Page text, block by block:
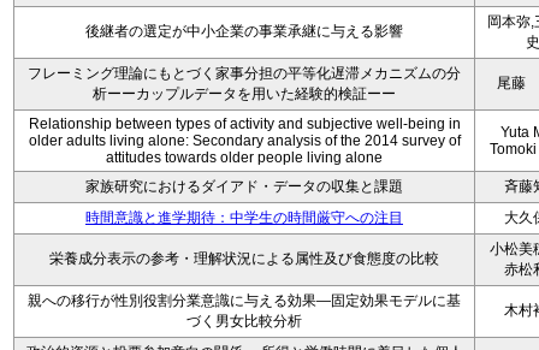
後継者の選定が中小企業の事業承継に与える影響
岡本弥,
史
フレーミング理論にもとづく家事分担の平等化遅滞メカニズムの分
析ーーカップルデータを用いた経験的検証ーー
尾藤
Relationship between types of activity and subjective well-being in
older adults living alone: Secondary analysis of the 2014 survey of
attitudes towards older people living alone
Yuta
家族研究におけるダイアド・データの収集と課題
斉藤
時間意識と進学期待：中学生の時間厳守への注目
大久
栄養成分表示の参考・理解状況による属性及び食態度の比較
小松美
赤松
親への移行が性別役割分業意識に与える効果—固定効果モデルに基
づく男女比較分析
木村